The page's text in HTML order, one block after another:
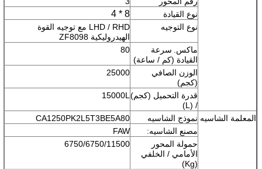
نوع القيادة
8 * 4
نوع التوجيه
LHD / RHD مع توجيه القوة
الهيدروليكية ZF8098
ماكس. سرعة
القيادة (كم / ساعة)
80
الوزن الصافي
(كجم)
25000
قدرة التحميل (كجم)
/ (L)
15000L
المعلمة الشاسيه نموذج الشاسيه
CA1250PK2L5T3BE5A80
مصنع الشاسيه:
FAW
حمولة المحور
الأمامي / الخلفي
(Kg)
6750/6750/11500